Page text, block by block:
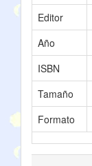
Editor
Año
ISBN
Tamaño
Formato